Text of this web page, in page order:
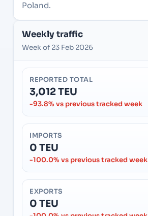
Poland.
Weekly traffic
Week of 23 Feb 2026
REPORTED TOTAL
3,012 TEU
-93.8% vs previous tracked week
IMPORTS
0 TEU
-100.0% vs previous tracked week
EXPORTS
0 TEU